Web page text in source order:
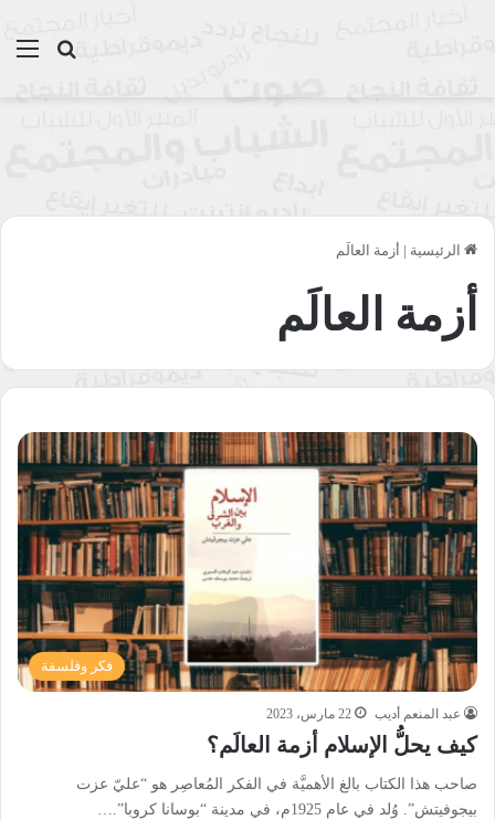
بحث
الرئيسية | أزمة العالَم
أزمة العالَم
فكر وفلسفة
عبد المنعم أديب 22 مارس، 2023
كيف يحلُّ الإسلام أزمة العالَم؟
صاحب هذا الكتاب بالغ الأهميَّة في الفكر المُعاصِر هو “عليّ عزت
بيجوفيتش”. وُلد في عام 1925م، في مدينة “بوسانا كروبا”.…